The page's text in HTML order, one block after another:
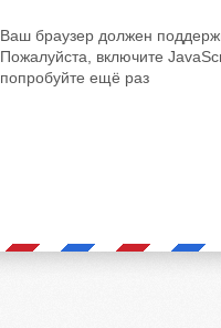
Ваш браузер должен
Пожалуйста, включите
попробуйте ещё раз